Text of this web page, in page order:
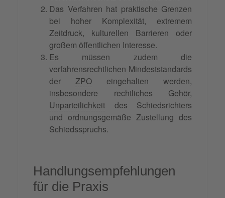
Das Verfahren hat praktische Grenzen
bei hoher Komplexität, extremem
Zeitdruck, kulturellen Barrieren oder
großem öffentlichen Interesse.
Es müssen zudem die
verfahrensrechtlichen Mindeststandards
der ZPO eingehalten werden,
insbesondere rechtliches Gehör,
Unparteilichkeit des Schiedsrichters
und ordnungsgemäße Zustellung des
Schiedsspruchs.
Handlungsempfehlungen
für die Praxis